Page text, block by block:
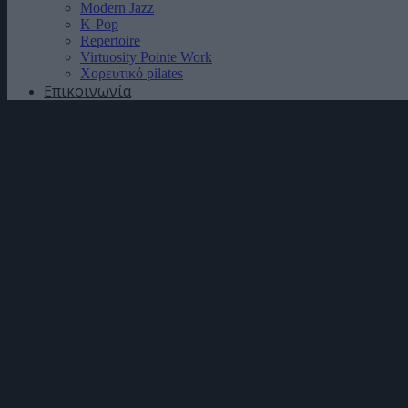
Modern Jazz
K-Pop
Repertoire
Virtuosity Pointe Work
Χορευτικό pilates
Επικοινωνία
12 χρυσά